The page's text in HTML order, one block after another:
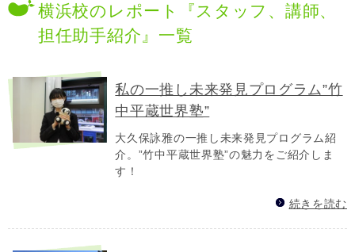
横浜校のレポート『スタッフ、講師、
担任助手紹介』一覧
私の一推し未来発見プログラム”竹
中平蔵世界塾”
大久保詠雅の一推し未来発見プログラム紹
介。”竹中平蔵世界塾”の魅力をご紹介しま
す！
続きを読む